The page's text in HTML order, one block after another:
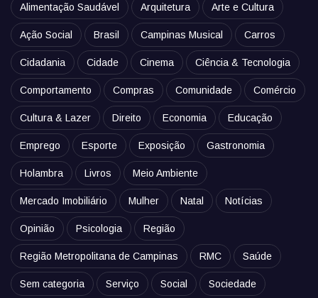
Alimentação Saudável Arquitetura Arte e Cultura
Ação Social Brasil Campinas Musical Carros
Cidadania Cidade Cinema Ciência & Tecnologia
Comportamento Compras Comunidade Comércio
Cultura & Lazer Direito Economia Educação
Emprego Esporte Exposição Gastronomia
Holambra Livros Meio Ambiente
Mercado Imobiliário Mulher Natal Notícias
Opinião Psicologia Região
Região Metropolitana de Campinas RMC Saúde
Sem categoria Serviço Social Sociedade